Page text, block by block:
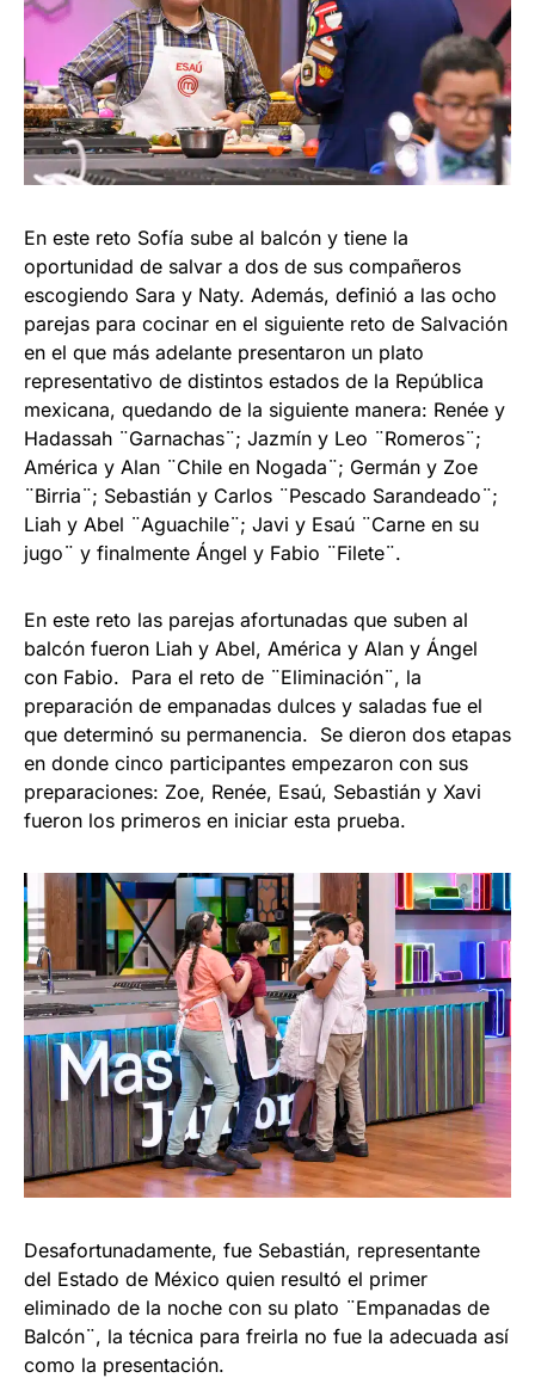
En este reto Sofía sube al balcón y tiene la
oportunidad de salvar a dos de sus compañeros
escogiendo Sara y Naty. Además, definió a las ocho
parejas para cocinar en el siguiente reto de Salvación
en el que más adelante presentaron un plato
representativo de distintos estados de la República
mexicana, quedando de la siguiente manera: Renée y
Hadassah ¨Garnachas¨; Jazmín y Leo ¨Romeros¨;
América y Alan ¨Chile en Nogada¨; Germán y Zoe
¨Birria¨; Sebastián y Carlos ¨Pescado Sarandeado¨;
Liah y Abel ¨Aguachile¨; Javi y Esaú ¨Carne en su
jugo¨ y finalmente Ángel y Fabio ¨Filete¨.
En este reto las parejas afortunadas que suben al
balcón fueron Liah y Abel, América y Alan y Ángel
con Fabio. Para el reto de ¨Eliminación¨, la
preparación de empanadas dulces y saladas fue el
que determinó su permanencia. Se dieron dos etapas
en donde cinco participantes empezaron con sus
preparaciones: Zoe, Renée, Esaú, Sebastián y Xavi
fueron los primeros en iniciar esta prueba.
Desafortunadamente, fue Sebastián, representante
del Estado de México quien resultó el primer
eliminado de la noche con su plato ¨Empanadas de
Balcón¨, la técnica para freirla no fue la adecuada así
como la presentación.